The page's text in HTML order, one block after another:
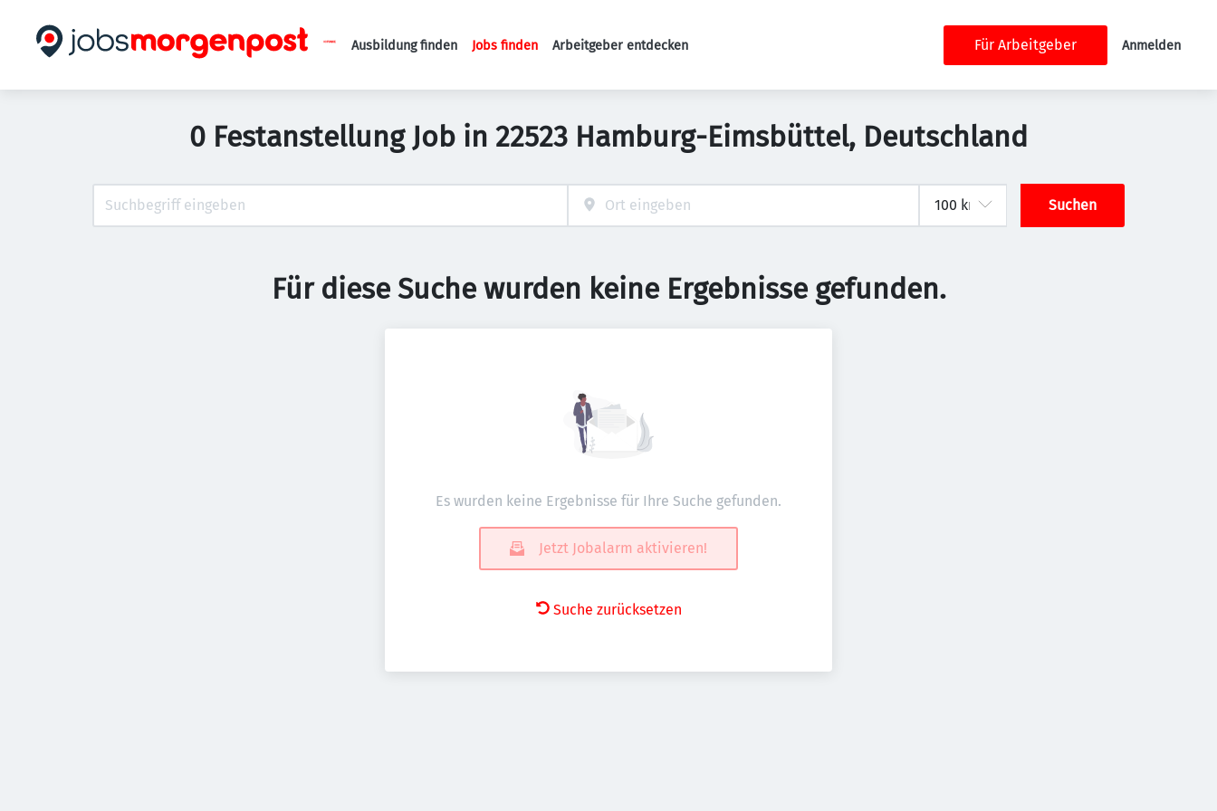
Haupt-Navigation
Ausbildung finden Jobs finden Arbeitgeber entdecken Für Arbeitgeber Anmelden
0 Festanstellung Job in 22523 Hamburg-Eimsbüttel, Deutschland
Suchen
Für diese Suche wurden keine Ergebnisse gefunden.
Es wurden keine Ergebnisse für Ihre Suche gefunden.
Jetzt Jobalarm aktivieren!
Suche zurücksetzen